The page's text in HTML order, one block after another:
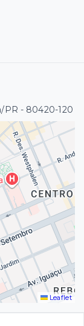
PR - 80420-120
Leaflet